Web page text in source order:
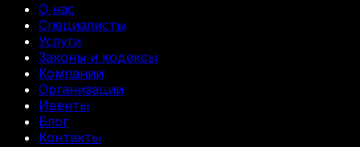
О нас
Специалисты
Услуги
Законы и кодексы
Компании
Организации
Ивенты
Блог
Контакты